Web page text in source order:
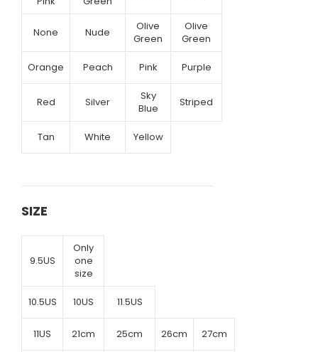
None Nude
Olive
Green
Olive
Green
Orange Peach Pink Purple
Red Silver
Sky
Blue
Striped
Tan White Yellow
SIZE
9.5US
Only
one
size
10.5US 10US 11.5US
11US 21cm 25cm 26cm 27cm